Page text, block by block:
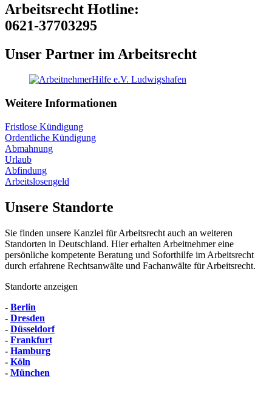
Arbeitsrecht Hotline:
0621-37703295
Unser Partner im Arbeitsrecht
Weitere Informationen
Fristlose Kündigung
Ordentliche Kündigung
Abmahnung
Urlaub
Abfindung
Arbeitslosengeld
Unsere Standorte
Sie finden unsere Kanzlei für Arbeitsrecht auch an weiteren
Standorten in Deutschland. Hier erhalten Arbeitnehmer eine
persönliche kompetente Beratung und Soforthilfe im Arbeitsrecht
durch erfahrene Rechtsanwälte und Fachanwälte für Arbeitsrecht.
Standorte anzeigen
- Berlin
- Dresden
- Düsseldorf
- Frankfurt
- Hamburg
- Köln
- München